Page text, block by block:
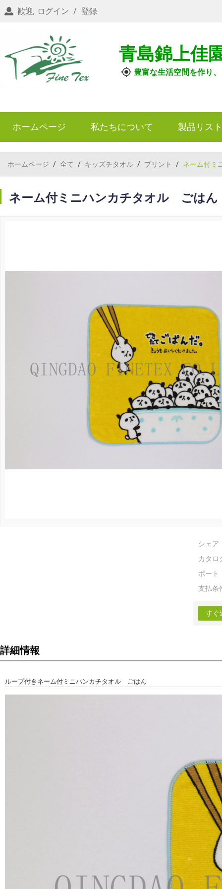
歓迎, ログイン / 登録
青島錦上佳
豊富な生活空間を作り
ホームページ 私たちについて 製品リスト
ホームページ / 全て / キッズチタオル / プリント / ネーム付ミ
ネーム付ミニハンカチタオル ごはん
シェア
カタロ
ポート
支払条
すぐ
詳細情報
ループ付きネーム付ミニハンカチタオル ごはん